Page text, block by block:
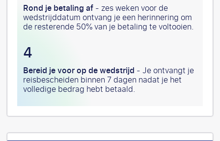
Rond je betaling af- zes weken voor de
wedstrijddatum ontvang je een herinnering om
de resterende 50% van je betaling te voltooien.
Bereid je voor op de wedstrijd - Je ontvangt je
reisbescheiden binnen 7 dagen nadat je het
volledige bedrag hebt betaald.